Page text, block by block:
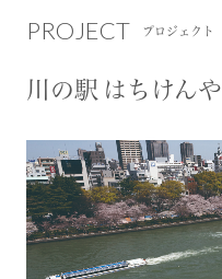
NEWS ニュース
COMPANY 会社概要
RECRUIT 採用情報
CONTACT お問い合わせ
PROJECT プロジェクト
川の駅 はちけんや